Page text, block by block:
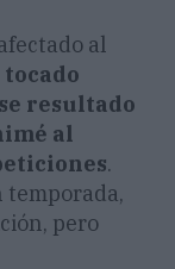
al
resultado
al
.
temporada,
pero